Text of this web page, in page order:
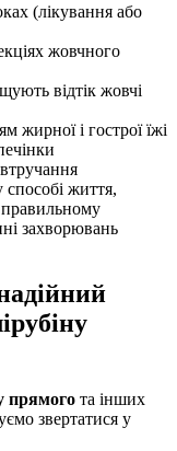
(лікування або
жовчного
відтік жовчі
жирної і гострої їжі
життя,
захворювань
прямого та інших
звертатися у